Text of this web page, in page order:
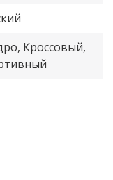
Кроссовый,